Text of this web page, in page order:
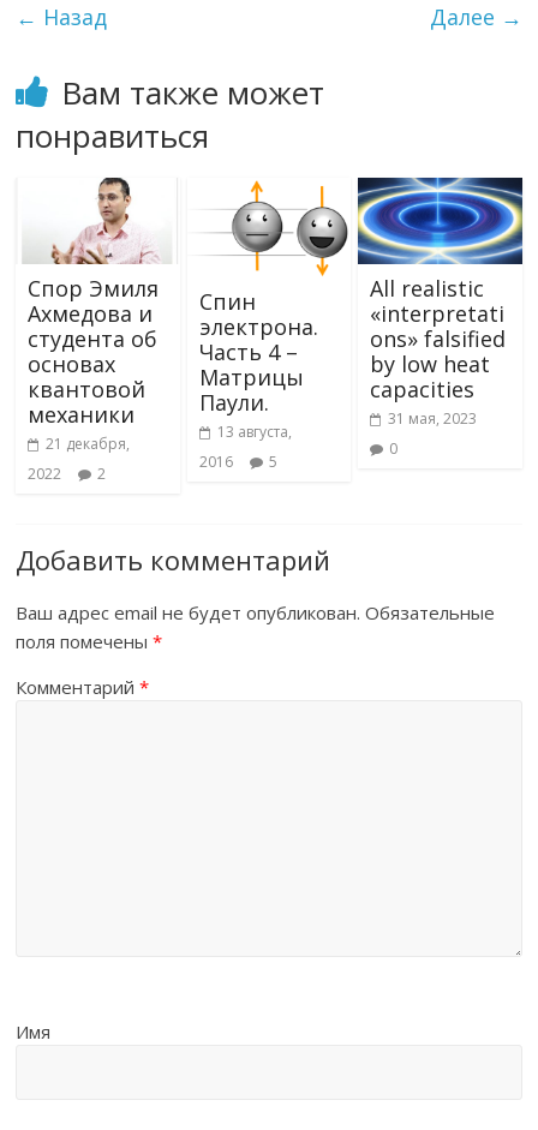
b
o
o
k
a
m
u kl
as
ni
ki
т
ь
← Назад Далее →
Вам также может
понравиться
Спор Эмиля
Ахмедова и
студента об
основах
квантовой
механики
21 декабря,
2022
2
Спин
электрона.
Часть 4 –
Матрицы
Паули.
13 августа,
2016
5
All realistic
«interpretati
ons» falsified
by low heat
capacities
31 мая, 2023
0
Добавить комментарий
Ваш адрес email не будет опубликован. Обязательные
поля помечены*
Комментарий*
Имя